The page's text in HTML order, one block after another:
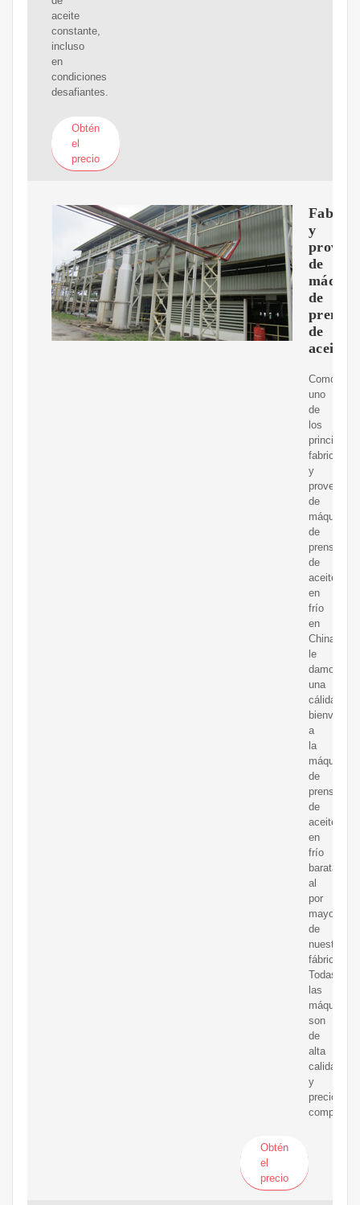
aceite
constante,
incluso
en
condiciones
desafiantes.
Obtén
el
precio
y
de
de
de
aceite
Como
uno
de
los
principales
fabricantes
y
de
máquinas
de
prensado
de
aceite
en
frío
en
China,
le
damos
una
cálida
bienvenida
a
la
máquina
de
prensado
de
aceite
en
frío
barata
al
por
mayor
de
nuestra
fábrica.
Todas
las
máquinas
son
de
alta
calidad
y
precio
Obtén
el
precio